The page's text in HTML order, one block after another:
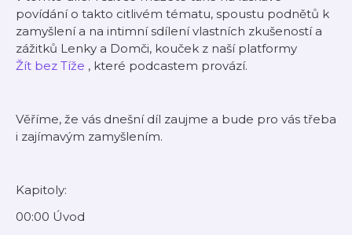
povídání o takto citlivém tématu, spoustu podnětů k
zamyšlení a na intimní sdílení vlastních zkušeností a
zážitků Lenky a Domči, kouček z naší platformy
Žít bez Tíže , které podcastem provází.
Věříme, že vás dnešní díl zaujme a bude pro vás třeba
i zajímavým zamyšlením.
Kapitoly:
00:00 Úvod